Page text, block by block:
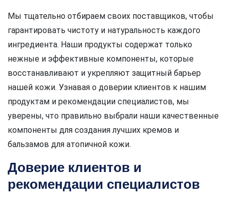
Мы тщательно отбираем своих поставщиков, чтобы
гарантировать чистоту и натуральность каждого
ингредиента. Наши продукты содержат только
нежные и эффективные компоненты, которые
восстанавливают и укрепляют защитный барьер
нашей кожи. Узнавая о доверии клиентов к нашим
продуктам и рекомендации специалистов, мы
уверены, что правильно выбрали наши качественные
компоненты для создания лучших кремов и
бальзамов для атопичной кожи.
Доверие клиентов и
рекомендации специалистов